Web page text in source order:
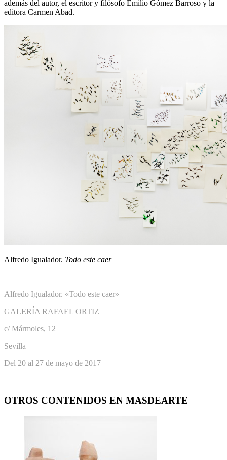
además del autor, el escritor y filósofo Emilio Gómez Barroso y la
editora Carmen Abad.
Alfredo Igualador. Todo este caer
Alfredo Igualador. «Todo este caer»
GALERÍA RAFAEL ORTIZ
c/ Mármoles, 12
Sevilla
Del 20 al 27 de mayo de 2017
OTROS CONTENIDOS EN MASDEARTE